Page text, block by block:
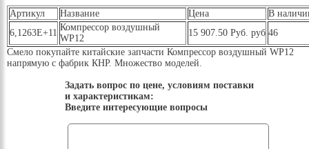
Артикул Название Цена
В
6,1263E+11
Компрессор воздушный
WP12
15 907.50 Руб. руб 46
Смело покупайте китайские запчасти Компрессор воздушный WP12
напрямую с фабрик КНР. Множество моделей.
Задать вопрос по цене, условиям поставки
и характеристикам:
Введите интересующие вопросы